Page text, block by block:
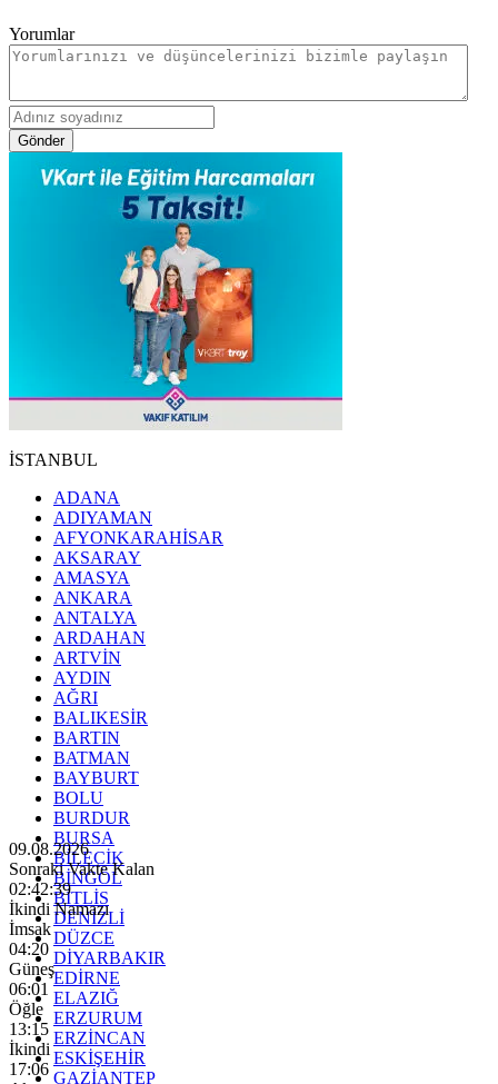
Yorumlar
Gönder
İSTANBUL
ADANA
ADIYAMAN
AFYONKARAHİSAR
AKSARAY
AMASYA
ANKARA
ANTALYA
ARDAHAN
ARTVİN
AYDIN
AĞRI
BALIKESİR
BARTIN
BATMAN
BAYBURT
BOLU
BURDUR
BURSA
BİLECİK
BİNGÖL
BİTLİS
DENİZLİ
DÜZCE
DİYARBAKIR
EDİRNE
ELAZIĞ
ERZURUM
ERZİNCAN
ESKİŞEHİR
GAZİANTEP
09.08.2026
Sonraki Vakte Kalan
02:42:37
İkindi Namazı
İmsak
04:20
Güneş
06:01
Öğle
13:15
İkindi
17:06